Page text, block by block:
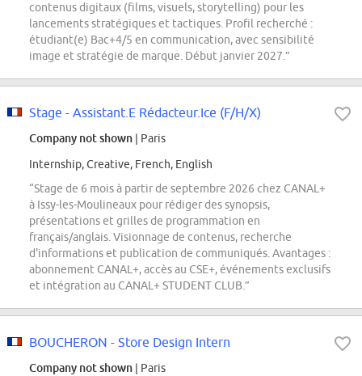
contenus digitaux (films, visuels, storytelling) pour les
lancements stratégiques et tactiques. Profil recherché :
étudiant(e) Bac+4/5 en communication, avec sensibilité
image et stratégie de marque. Début janvier 2027.”
Stage - Assistant.E Rédacteur.Ice (F/H/X)
Company not shown | Paris
Internship, Creative, French, English
“Stage de 6 mois à partir de septembre 2026 chez CANAL+
à Issy-les-Moulineaux pour rédiger des synopsis,
présentations et grilles de programmation en
français/anglais. Visionnage de contenus, recherche
d'informations et publication de communiqués. Avantages :
abonnement CANAL+, accès au CSE+, événements exclusifs
et intégration au CANAL+ STUDENT CLUB.”
BOUCHERON - Store Design Intern
Company not shown | Paris